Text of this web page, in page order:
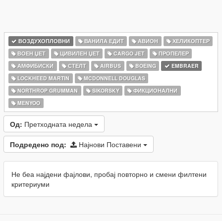
ВОЗДУХОПЛОВНИ ВАНИЛА ЕДИТ АВИОН
ХЕЛИКОПТЕР
ВОЕН ЏЕТ
ЦИВИЛЕН ЏЕТ CARGO JET
ПРОПЕЛЕР
АМФИБИСКИ
СТЕЛТ AIRBUS BOEING
EMBRAER
LOCKHEED MARTIN
MCDONNELL DOUGLAS
NORTHROP GRUMMAN
SIKORSKY
ФИКЦИОНАЛНИ
MENYOO
Од: Претходната недела
Подредено под: Најнови Поставени
Не беа најдени фајлови, пробај повторно и смени филтени
критериуми